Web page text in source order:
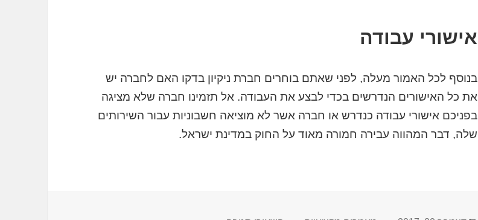
אישורי עבודה
בנוסף לכל האמור מעלה, לפני שאתם בוחרים חברת ניקיון בדקו האם לחברה יש
את כל האישורים הנדרשים בכדי לבצע את העבודה. אל תזמינו חברה שלא מציגה
בפניכם אישורי עבודה כנדרש או חברה אשר לא מוציאה חשבוניות עבור השירותים
שלה, דבר המהווה עבירה חמורה מאוד על החוק במדינת ישראל.